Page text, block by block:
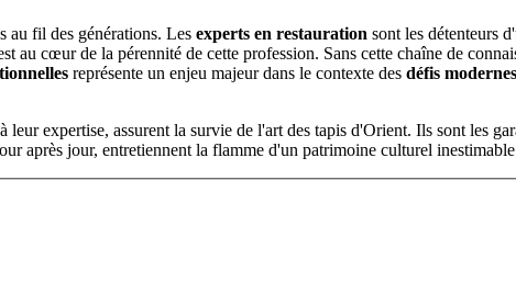
au fil des générations. Les experts en restauration sont les détenteurs
au cœur de la pérennité de cette profession. Sans cette chaîne de
représente un enjeu majeur dans le contexte des défis modernes
expertise, assurent la survie de l'art des tapis d'Orient. Ils sont les
après jour, entretiennent la flamme d'un patrimoine culturel